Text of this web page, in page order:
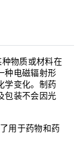
物质或材料在
种电磁辐射形
学变化。制药
包装不会因光
用于药物和药